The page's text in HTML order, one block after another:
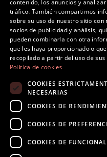
panorama cultural
F
a
c
e
b
o
k
T
w
i
t
t
r
I
n
s
t
a
r
m
Y
o
u
t
u
e
i
PÁGINAS
Inicio
Producciones teatrales
Últimas noticias
Contacto
contenido, los anuncios y
tráfico. También compartimos
sobre su uso de nuestro sitio con
socios de publicidad y análisis,
pueden combinarla con otra
que les haya proporcionado o
recopilado a partir del uso de sus
Política de cookies
COOKIES
NECESARIAS
COOKIES DE
COOKIES DE
COOKIES DE